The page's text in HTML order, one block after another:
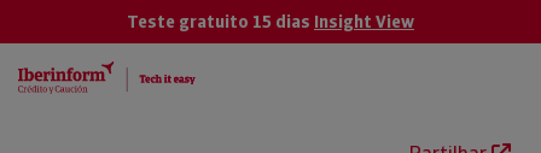
Teste gratuito 15 dias Insight View